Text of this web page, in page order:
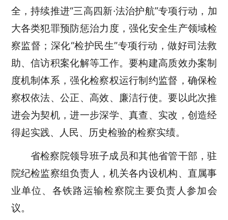
全，持续推进“三高四新·法治护航”专项行动，加
大各类犯罪预防惩治力度，强化安全生产领域检
察监督；深化“检护民生”专项行动，做好司法救
助、信访积案化解等工作。要构建高质效办案制
度机制体系，强化检察权运行制约监督，确保检
察权依法、公正、高效、廉洁行使。要以此次推
进会为契机，进一步深学、真查、实改，创造经
得起实践、人民、历史检验的检察实绩。
省检察院领导班子成员和其他省管干部，驻
院纪检监察组负责人，机关各内设机构、直属事
业单位、各铁路运输检察院主要负责人参加会
议。